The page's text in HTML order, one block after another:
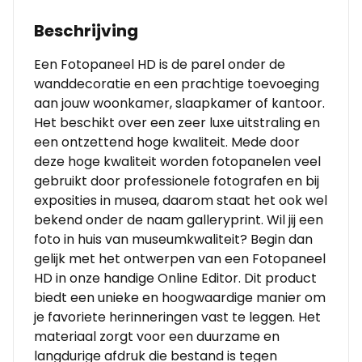
Beschrijving
Een Fotopaneel HD is de parel onder de
wanddecoratie en een prachtige toevoeging
aan jouw woonkamer, slaapkamer of kantoor.
Het beschikt over een zeer luxe uitstraling en
een ontzettend hoge kwaliteit. Mede door
deze hoge kwaliteit worden fotopanelen veel
gebruikt door professionele fotografen en bij
exposities in musea, daarom staat het ook wel
bekend onder de naam galleryprint. Wil jij een
foto in huis van museumkwaliteit? Begin dan
gelijk met het ontwerpen van een Fotopaneel
HD in onze handige Online Editor. Dit product
biedt een unieke en hoogwaardige manier om
je favoriete herinneringen vast te leggen. Het
materiaal zorgt voor een duurzame en
langdurige afdruk die bestand is tegen